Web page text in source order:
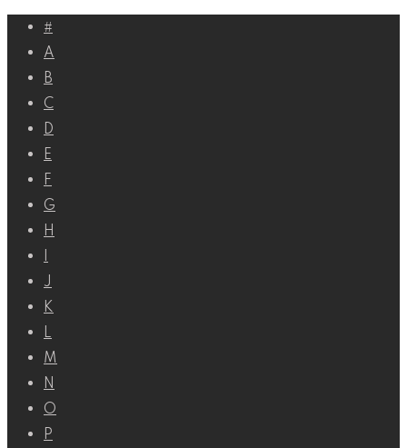
Перейти
контенту
#
A
B
C
D
E
F
G
H
J
K
L
M
N
O
P